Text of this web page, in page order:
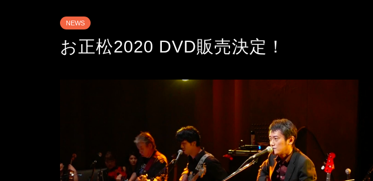
NEWS
お正松2020 DVD販売決定！